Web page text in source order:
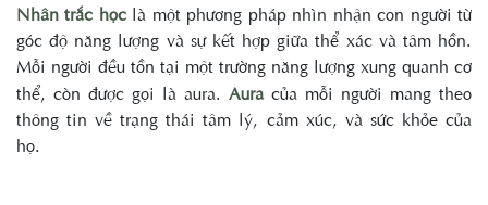
Nhân trắc họclà một phương pháp nhìn nhận con người từ
góc độ năng lượng và sự kết hợp giữa thể xác và tâm hồn.
Mỗi người đều tồn tại một trường năng lượng xung quanh cơ
thể, còn được gọi là aura. Auracủa mỗi người mang theo
thông tin về trạng thái tâm lý, cảm xúc, và sức khỏe của
họ.